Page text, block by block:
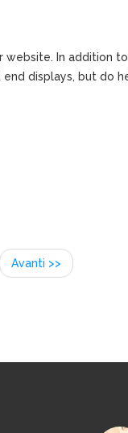
In addition
displays, but do
Avanti >>